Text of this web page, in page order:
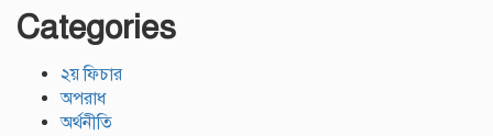
Categories
২য় ফিচার
অপরাধ
অর্থনীতি